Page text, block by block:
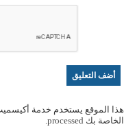
هذا الموقع يستخدم خدمة
الخاصة بك processed
.